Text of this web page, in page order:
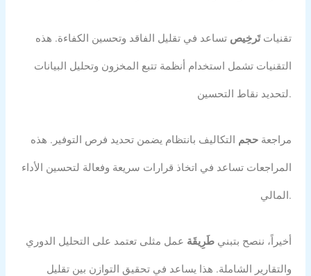
تقنياتتَرخِيص تساعد في تقليل الفاقد وتحسين الكفاءة. هذه
التقنيات تشمل استخدام أنظمة تتبع المخزون وتحليل البيانات
لتحديد نقاط التحسين.
مراجعة حجم التكاليف بانتظام يضمن تحديد فرص التوفير. هذه
المراجعات تساعد في اتخاذ قرارات سريعة وفعالة لتحسين الأداء
المالي.
أخيراً، ننصح بتبني طَرِيقَة عمل مثلى تعتمد على التحليل الدوري
والتقارير الشاملة. هذا يساعد في تحقيق التوازن بين تقليل